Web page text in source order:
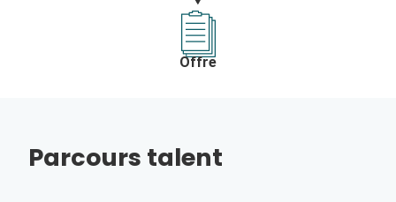
Offre
Parcours talent